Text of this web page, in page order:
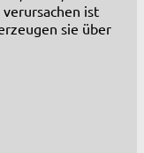
ist
sie über